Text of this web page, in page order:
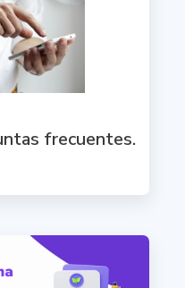
frecuentes.